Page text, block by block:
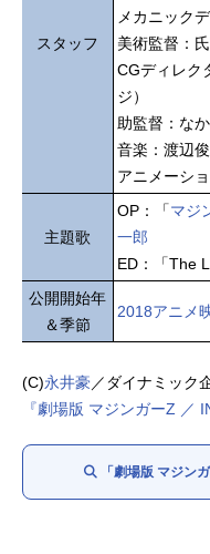
スタッフ
メカニック
美術監督：
CGディレク
ジ）
助監督：な
音楽：渡辺
アニメーシ
主題歌
OP：「マジ
一郎
ED：「The
公開開始年
＆季節
2018アニメ
(C)永井豪／ダイナミック
『劇場版 マジンガーZ ／
「劇場版 マジン